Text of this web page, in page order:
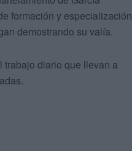
formación y especialización
demostrando su valía.
trabajo diario que llevan a